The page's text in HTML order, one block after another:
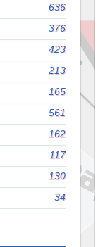
636
376
423
213
165
561
162
117
130
34